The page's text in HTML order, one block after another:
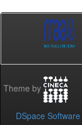
Theme by
DSpace Software